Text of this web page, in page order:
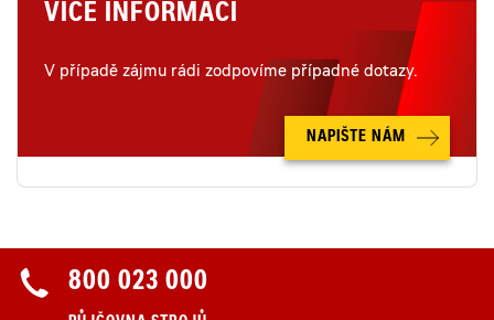
VÍCE INFORMACÍ
V případě zájmu rádi zodpovíme případné dotazy.
NAPIŠTE NÁM
800 023 000